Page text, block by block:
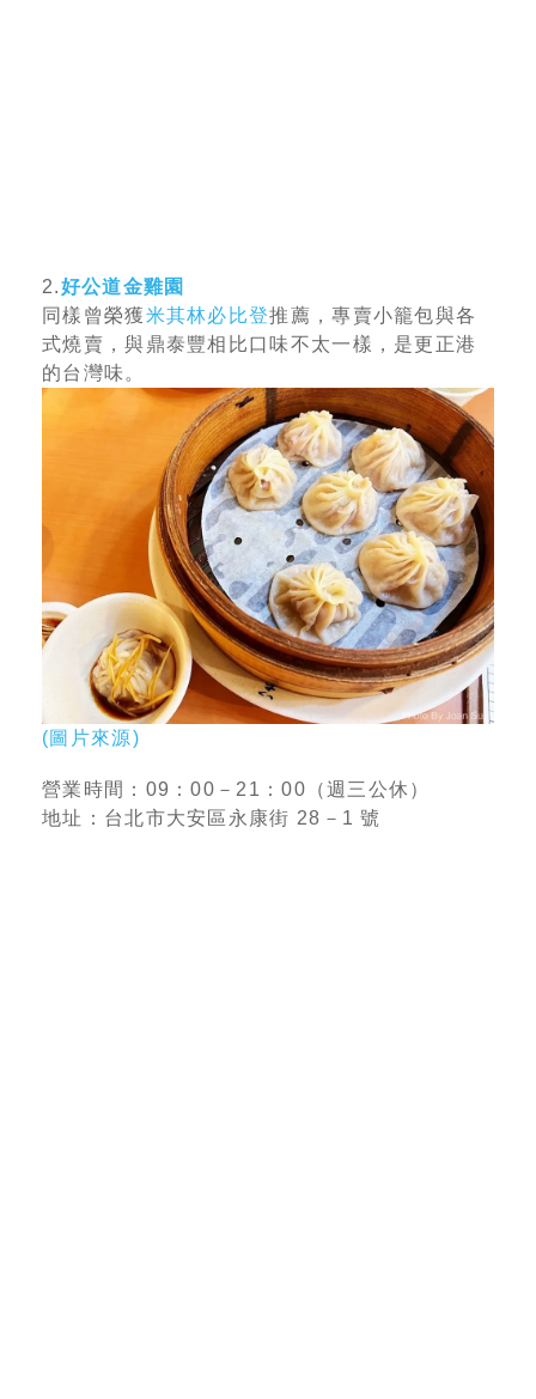
2.好公道金雞園
同樣曾榮獲米其林必比登推薦，專賣小籠包與各
式燒賣，與鼎泰豐相比口味不太一樣，是更正港
的台灣味。
(圖片來源)
營業時間：09：00－21：00（週三公休）
地址：台北市大安區永康街 28－1 號